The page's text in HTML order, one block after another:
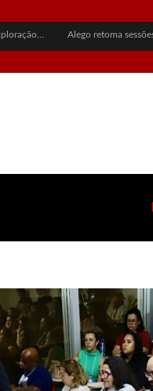
Alego retoma sessões na 3ª-feira e vai manter trabalhos nas eleições